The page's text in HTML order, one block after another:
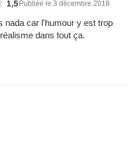
1,5Publiée le 3 décembre 2018
nada car l'humour y est trop
dans tout ça.